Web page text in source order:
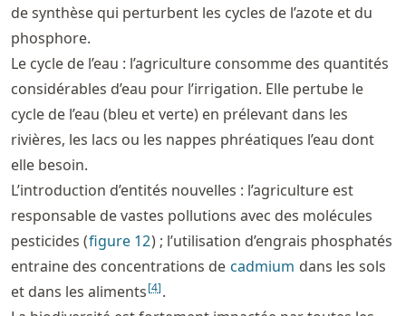
de synthèse qui perturbent les cycles de l’azote et du
phosphore.
Le cycle de l’eau : l’agriculture consomme des quantités
considérables d’eau pour l’irrigation. Elle pertube le
cycle de l’eau (bleu et verte) en prélevant dans les
rivières, les lacs ou les nappes phréatiques l’eau dont
elle besoin.
L’introduction d’entités nouvelles : l’agriculture est
responsable de vastes pollutions avec des molécules
pesticides (figure 12) ; l’utilisation d’engrais phosphatés
entraine des concentrations de cadmium dans les sols
et dans les aliments[4].